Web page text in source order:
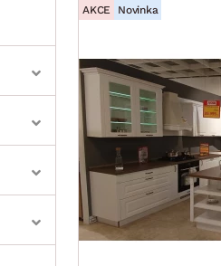
AKCE Novinka